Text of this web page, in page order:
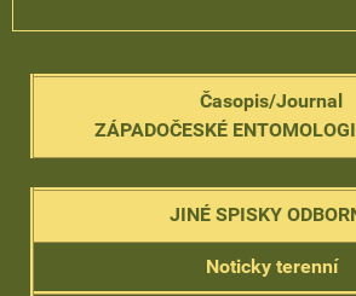
Časopis/Journal
ZÁPADOČESKÉ
JINÉ SPISKY
Noticky terenní